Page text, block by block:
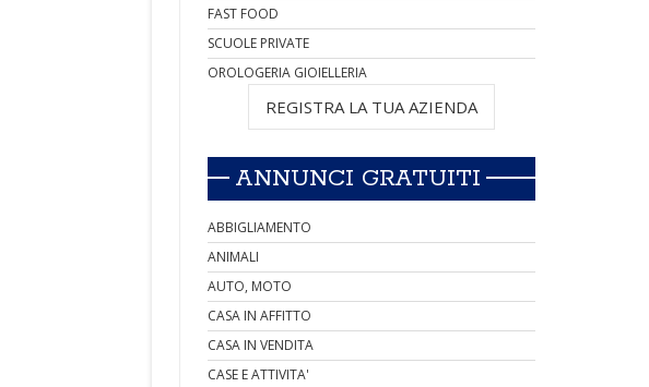
FAST FOOD
SCUOLE PRIVATE
OROLOGERIA GIOIELLERIA
REGISTRA LA TUA AZIENDA
ANNUNCI GRATUITI
ABBIGLIAMENTO
ANIMALI
AUTO, MOTO
CASA IN AFFITTO
CASA IN VENDITA
CASE E ATTIVITA'